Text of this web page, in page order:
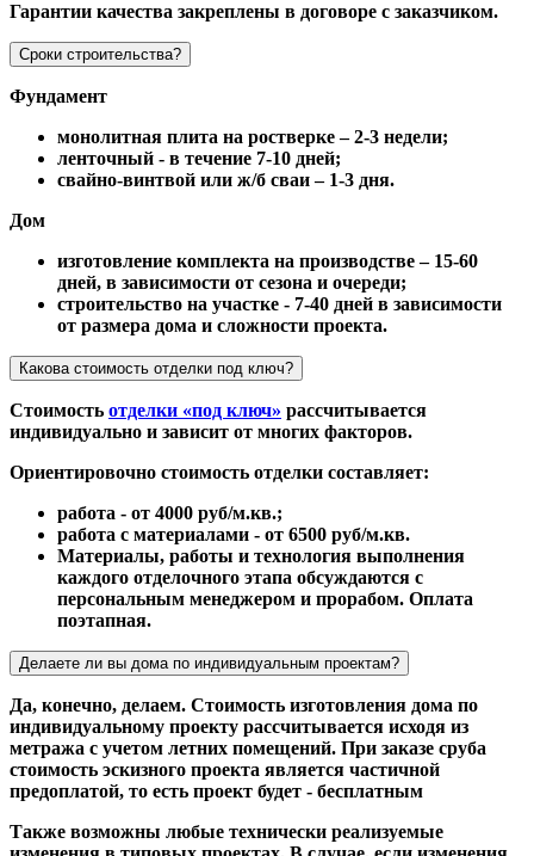
Гарантии качества закреплены в договоре с заказчиком.
Сроки строительства?
Фундамент
монолитная плита на ростверке – 2-3 недели;
ленточный - в течение 7-10 дней;
свайно-винтвой или ж/б сваи – 1-3 дня.
Дом
изготовление комплекта на производстве – 15-60
дней, в зависимости от сезона и очереди;
строительство на участке - 7-40 дней в зависимости
от размера дома и сложности проекта.
Какова стоимость отделки под ключ?
Стоимость отделки «под ключ» рассчитывается
индивидуально и зависит от многих факторов.
Ориентировочно стоимость отделки составляет:
работа - от 4000 руб/м.кв.;
работа с материалами - от 6500 руб/м.кв.
Материалы, работы и технология выполнения
каждого отделочного этапа обсуждаются с
персональным менеджером и прорабом. Оплата
поэтапная.
Делаете ли вы дома по индивидуальным проектам?
Да, конечно, делаем. Стоимость изготовления дома по
индивидуальному проекту рассчитывается исходя из
метража с учетом летних помещений. При заказе сруба
стоимость эскизного проекта является частичной
предоплатой, то есть проект будет - бесплатным
Также возможны любые технически реализуемые